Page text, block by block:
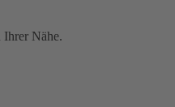
Ihrer Nähe.